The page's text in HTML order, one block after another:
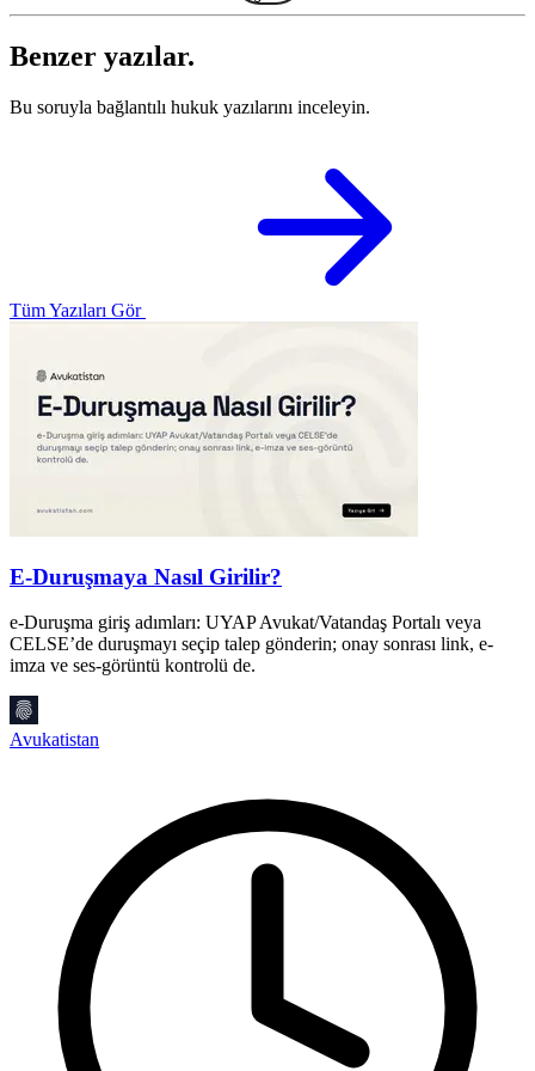
Benzer yazılar.
Bu soruyla bağlantılı hukuk yazılarını inceleyin.
Tüm Yazıları Gör
E-Duruşmaya Nasıl Girilir?
e-Duruşma giriş adımları: UYAP Avukat/Vatandaş Portalı veya
CELSE’de duruşmayı seçip talep gönderin; onay sonrası link, e-
imza ve ses-görüntü kontrolü de.
Avukatistan